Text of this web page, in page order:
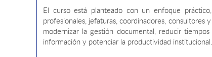
El curso está planteado con un enfoque
profesionales, jefaturas, coordinadores, consultores
modernizar la gestión documental, reducir
información y potenciar la productividad institucional.